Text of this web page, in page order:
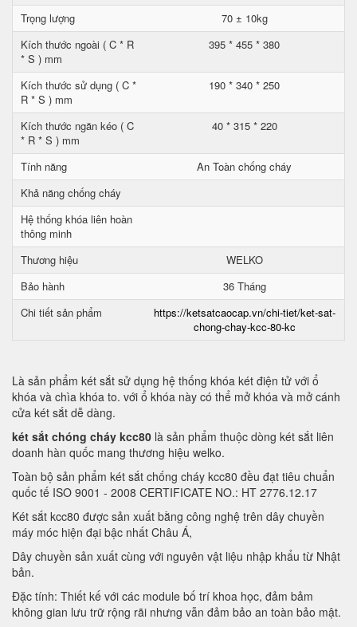
Trọng lượng
70 ± 10kg
Kích thước ngoài ( C * R
* S ) mm
395 * 455 * 380
Kích thước sử dụng ( C *
R * S ) mm
190 * 340 * 250
Kích thước ngăn kéo ( C
* R * S ) mm
40 * 315 * 220
Tính năng
An Toàn chống cháy
Khả năng chống cháy
Hệ thống khóa liên hoàn
thông minh
Thương hiệu
WELKO
Bảo hành
36 Tháng
Chi tiết sản phẩm
https://ketsatcaocap.vn/chi-tiet/ket-sat-
chong-chay-kcc-80-kc
Là sản phẩm két sắt sử dụng hệ thống khóa két điện tử với ổ
khóa và chìa khóa to. với ổ khóa này có thể mở khóa và mở cánh
cửa két sắt dễ dàng.
két sắt chóng cháy kcc80 là sản phẩm thuộc dòng két sắt liên
doanh hàn quốc mang thương hiệu welko.
Toàn bộ sản phẩm két sắt chống cháy kcc80 đều đạt tiêu chuẩn
quốc tế ISO 9001 - 2008 CERTIFICATE NO.: HT 2776.12.17
Két sắt kcc80 được sản xuất bằng công nghệ trên dây chuyền
máy móc hiện đại bậc nhất Châu Á,
Dây chuyền sản xuất cùng với nguyên vật liệu nhập khẩu từ Nhật
bản.
Đặc tính: Thiết kế với các module bố trí khoa học, đảm bảm
không gian lưu trữ rộng rãi nhưng vẫn đảm bảo an toàn bảo mật.